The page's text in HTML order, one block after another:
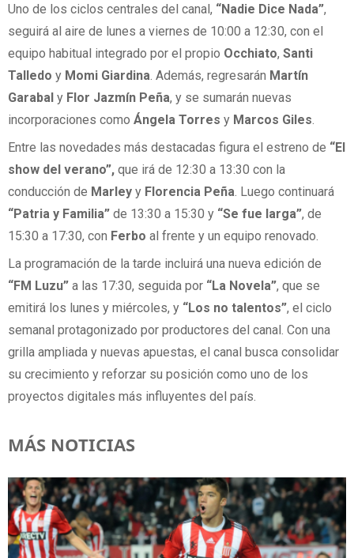
Uno de los ciclos centrales del canal, “Nadie Dice Nada”,
seguirá al aire de lunes a viernes de 10:00 a 12:30, con el
equipo habitual integrado por el propio Occhiato, Santi
Talledo y Momi Giardina. Además, regresarán Martín
Garabal y Flor Jazmín Peña, y se sumarán nuevas
incorporaciones como Ángela Torres y Marcos Giles.
Entre las novedades más destacadas figura el estreno de “El
show del verano”, que irá de 12:30 a 13:30 con la
conducción de Marley y Florencia Peña. Luego continuará
“Patria y Familia” de 13:30 a 15:30 y “Se fue larga”, de
15:30 a 17:30, con Ferbo al frente y un equipo renovado.
La programación de la tarde incluirá una nueva edición de
“FM Luzu” a las 17:30, seguida por “La Novela”, que se
emitirá los lunes y miércoles, y “Los no talentos”, el ciclo
semanal protagonizado por productores del canal. Con una
grilla ampliada y nuevas apuestas, el canal busca consolidar
su crecimiento y reforzar su posición como uno de los
proyectos digitales más influyentes del país.
MÁS NOTICIAS